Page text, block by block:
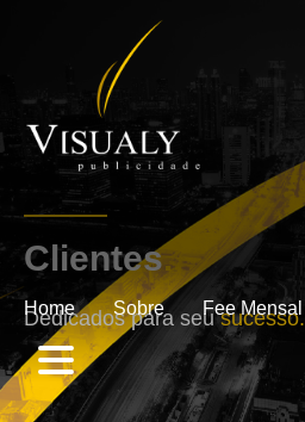
Home Sobre Fee Mensal
Clientes.
Dedicados para seusucesso.